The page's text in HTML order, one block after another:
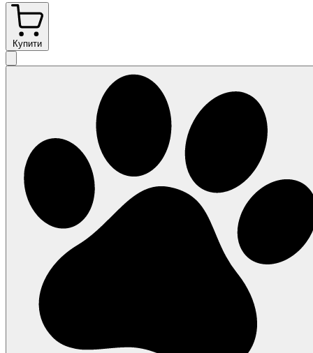
Купити